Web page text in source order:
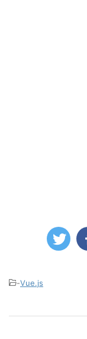
-Vue.js